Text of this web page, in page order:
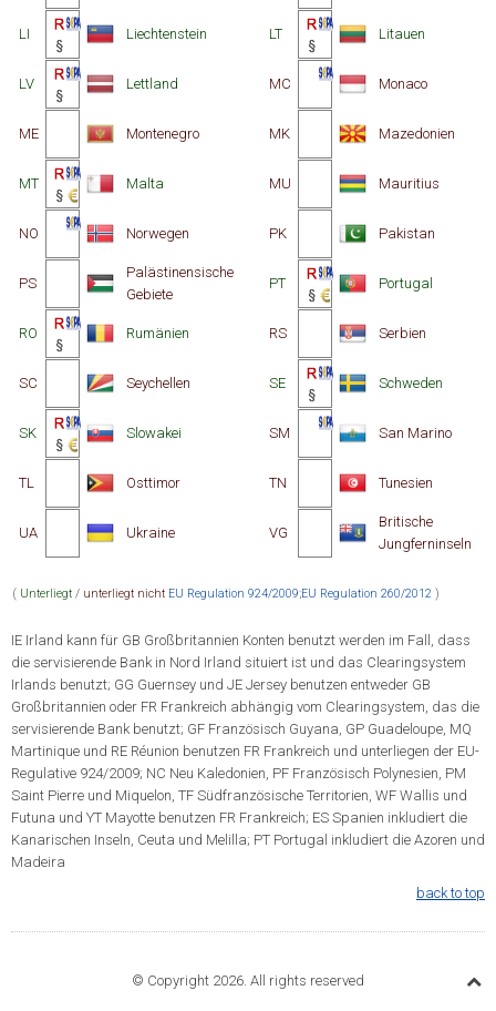
LI Liechtenstein LT Litauen
LV Lettland MC Monaco
ME Montenegro MK Mazedonien
MT Malta MU Mauritius
NO Norwegen PK Pakistan
PS
Palästinensische
Gebiete
PT Portugal
RO Rumänien RS Serbien
SC Seychellen SE Schweden
SK Slowakei SM San Marino
TL Osttimor TN Tunesien
UA Ukraine VG
Britische
Jungferninseln
( Unterliegt / unterliegt nicht EU Regulation 924/2009;EU Regulation 260/2012 )
IE Irland kann für GB Großbritannien Konten benutzt werden im Fall, dass
die servisierende Bank in Nord Irland situiert ist und das Clearingsystem
Irlands benutzt; GG Guernsey und JE Jersey benutzen entweder GB
Großbritannien oder FR Frankreich abhängig vom Clearingsystem, das die
servisierende Bank benutzt; GF Französisch Guyana, GP Guadeloupe, MQ
Martinique und RE Réunion benutzen FR Frankreich und unterliegen der EU-
Regulative 924/2009; NC Neu Kaledonien, PF Französisch Polynesien, PM
Saint Pierre und Miquelon, TF Südfranzösische Territorien, WF Wallis und
Futuna und YT Mayotte benutzen FR Frankreich; ES Spanien inkludiert die
Kanarischen Inseln, Ceuta und Melilla; PT Portugal inkludiert die Azoren und
Madeira
back to top
© Copyright 2026. All rights reserved